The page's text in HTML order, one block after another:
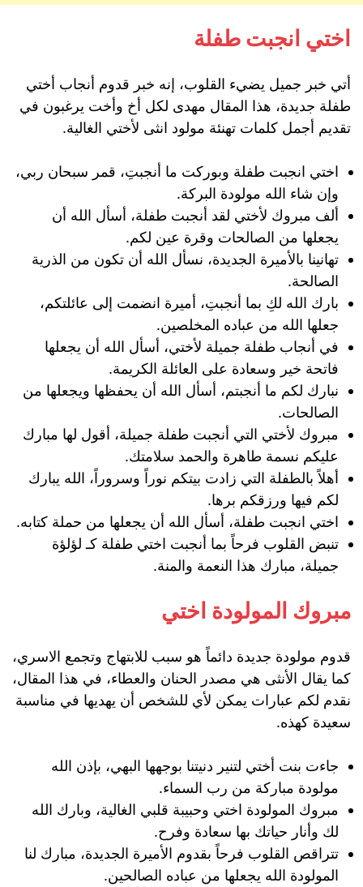
اختي انجبت طفلة
أتي خبر جميل يضيء القلوب، إنه خبر قدوم أنجاب أختي
طفلة جديدة، هذا المقال مهدى لكل أخ وأخت يرغبون في
تقديم أجمل كلمات تهنئة مولود انثى لأختي الغالية.
اختي انجبت طفلة وبوركت ما أنجبتِ، قمر سبحان ربي،
وإن شاء الله مولودة البركة.
ألف مبروك لأختي لقد أنجبت طفلة، أسأل الله أن
يجعلها من الصالحات وقرة عين لكم.
تهانينا بالأميرة الجديدة، نسأل الله أن تكون من الذرية
الصالحة.
بارك الله لكِ بما أنجبتِ، أميرة انضمت إلى عائلتكم،
جعلها الله من عباده المخلصين.
في أنجاب طفلة جميلة لأختي، أسأل الله أن يجعلها
فاتحة خير وسعادة على العائلة الكريمة.
نبارك لكم ما أنجبتم، أسأل الله أن يحفظها ويجعلها من
الصالحات.
مبروك لأختي التي أنجبت طفلة جميلة، أقول لها مبارك
عليكم نسمة طاهرة والحمد سلامتك.
أهلاً بالطفلة التي زادت بيتكم نوراً وسروراً، الله يبارك
لكم فيها ورزقكم برها.
اختي انجبت طفلة، أسأل الله أن يجعلها من حملة كتابه.
تنبض القلوب فرحاً بما أنجبت اختي طفلة كـ لؤلؤة
جميلة، مبارك هذا النعمة والمنة.
مبروك المولودة اختي
قدوم مولودة جديدة دائماً هو سبب للابتهاج وتجمع الاسري،
كما يقال الأنثى هي مصدر الحنان والعطاء، في هذا المقال،
نقدم لكم عبارات يمكن لأي للشخص أن يهديها في مناسبة
سعيدة كهذه.
جاءت بنت أختي لتنير دنيتنا بوجهها البهي، بإذن الله
مولودة مباركة من رب السماء.
مبروك المولودة اختي وحبيبة قلبي الغالية، وبارك الله
لك وأنار حياتك بها سعادة وفرح.
تتراقص القلوب فرحاً بقدوم الأميرة الجديدة، مبارك لنا
المولودة الله يجعلها من عباده الصالحين.